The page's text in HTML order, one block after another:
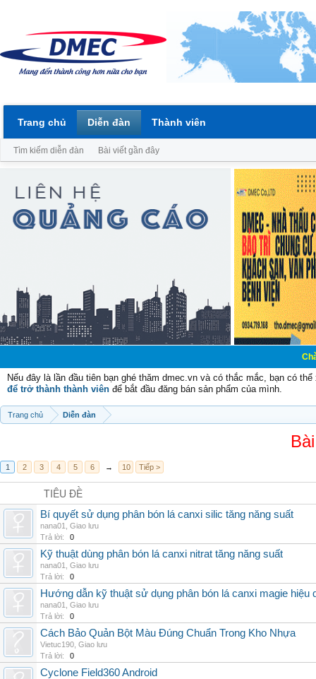
Chào
Nếu đây là lần đầu tiên bạn ghé thăm dmec.vn và có thắc mắc, bạn có
để trở thành thành viên để bắt đầu đăng bán sản phẩm của mình.
Trang chủ Diễn đàn
1 2 3 4 5 6 → 10 Tiếp >
TIÊU ĐỀ
Bí quyết sử dụng phân bón lá canxi silic tăng năng suất
nana01
Giao lưu
Trả lời:
0
Kỹ thuật dùng phân bón lá canxi nitrat tăng năng suất
nana01
Giao lưu
Trả lời:
0
Hướng dẫn kỹ thuật sử dụng phân bón lá canxi magie hiệu
nana01
Giao lưu
Trả lời:
0
Cách Bảo Quản Bột Màu Đúng Chuẩn Trong Kho Nhựa
Vietuc190 Giao lưu
Trả lời:
0
Cyclone Field360 Android
Trang chủ Diễn đàn
Tìm kiếm diễn đàn Bài viết gần đây
Thành viên